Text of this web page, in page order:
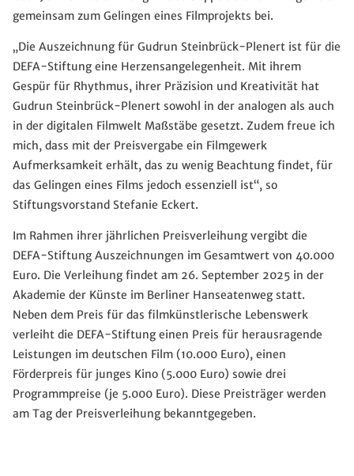
gemeinsam zum Gelingen eines Filmprojekts bei.
„Die Auszeichnung für Gudrun Steinbrück-Plenert ist für die
DEFA-Stiftung eine Herzensangelegenheit. Mit ihrem
Gespür für Rhythmus, ihrer Präzision und Kreativität hat
Gudrun Steinbrück-Plenert sowohl in der analogen als auch
in der digitalen Filmwelt Maßstäbe gesetzt. Zudem freue ich
mich, dass mit der Preisvergabe ein Filmgewerk
Aufmerksamkeit erhält, das zu wenig Beachtung findet, für
das Gelingen eines Films jedoch essenziell ist“, so
Stiftungsvorstand Stefanie Eckert.
Im Rahmen ihrer jährlichen Preisverleihung vergibt die
DEFA-Stiftung Auszeichnungen im Gesamtwert von 40.000
Euro. Die Verleihung findet am 26. September 2025 in der
Akademie der Künste im Berliner Hanseatenweg statt.
Neben dem Preis für das filmkünstlerische Lebenswerk
verleiht die DEFA-Stiftung einen Preis für herausragende
Leistungen im deutschen Film (10.000 Euro), einen
Förderpreis für junges Kino (5.000 Euro) sowie drei
Programmpreise (je 5.000 Euro). Diese Preisträger werden
am Tag der Preisverleihung bekanntgegeben.